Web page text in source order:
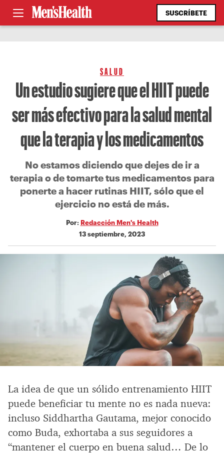
SUSCRÍBETE
SALUD
Un estudio sugiere que el HIIT puede
ser más efectivo para la salud mental
que la terapia y los medicamentos
No estamos diciendo que dejes de ir a
terapia o de tomarte tus medicamentos para
ponerte a hacer rutinas HIIT, sólo que el
ejercicio no está de más.
Por: Redacción Men's Health
13 septiembre, 2023
La idea de que un sólido entrenamiento HIIT
puede beneficiar tu mente no es nada nueva:
incluso Siddhartha Gautama, mejor conocido
como Buda, exhortaba a sus seguidores a
“mantener el cuerpo en buena salud… De lo